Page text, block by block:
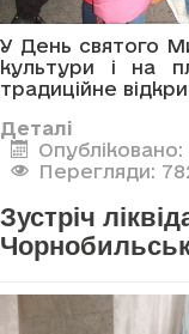
У День святого
культури і на
традиційне
Деталі
Перегляди:
Зустріч